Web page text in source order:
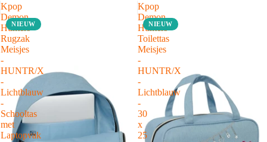
Kpop
Demon
Hunters
Rugzak
Meisjes
-
HUNTR/X
-
Lichtblauw
-
Schooltas
met
Laptopvak
NIEUW
Kpop
Demon
Hunters
Toilettas
Meisjes
-
HUNTR/X
-
Lichtblauw
-
30
x
25
NIEUW